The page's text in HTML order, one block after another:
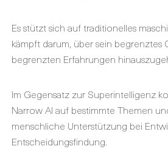
Es stützt sich auf traditionelles
kämpft darum, über sein begrenztes
begrenzten Erfahrungen
Im Gegensatz zur Superintelligenz
Narrow AI auf bestimmte Themen
menschliche Unterstützung bei
Entscheidungsfindung.